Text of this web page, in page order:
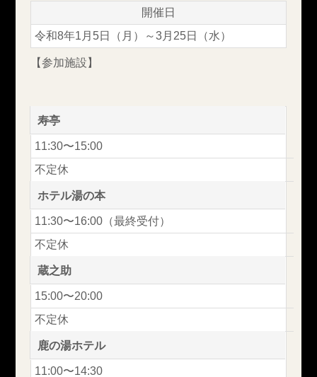
開催日
令和8年1月5日（月）～3月25日（水）
【参加施設】
寿亭
11:30〜15:00
不定休
ホテル湯の本
11:30〜16:00（最終受付）
不定休
蔵之助
15:00〜20:00
不定休
鹿の湯ホテル
11:00〜14:30